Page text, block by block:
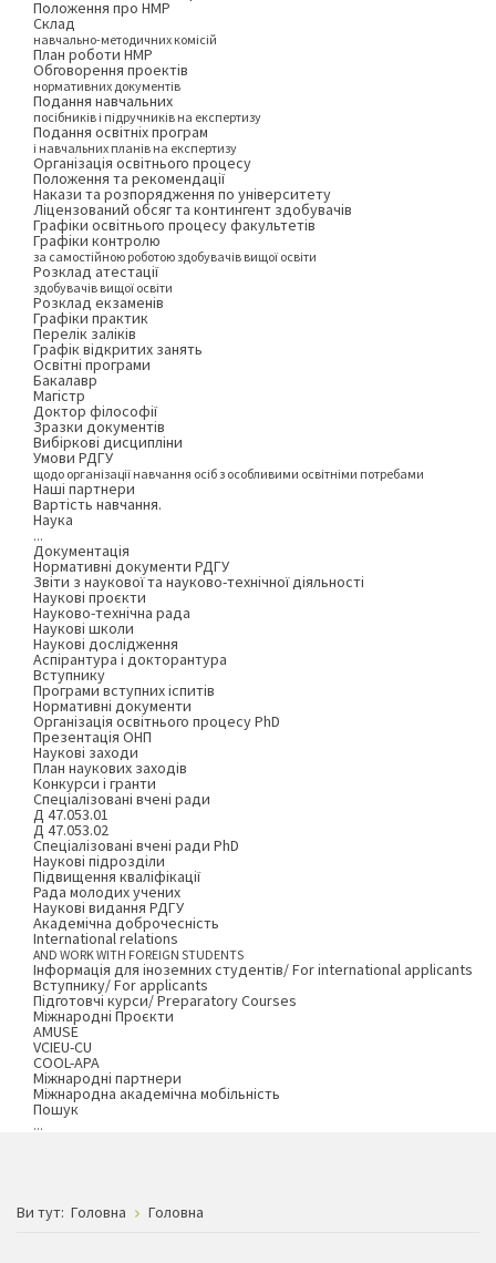
Положення про НМР
Склад
навчально-методичних комісій
План роботи НМР
Обговорення проектів
нормативних документів
Подання навчальних
посібників і підручників на експертизу
Подання освітніх програм
і навчальних планів на експертизу
Організація освітнього процесу
Положення та рекомендації
Накази та розпорядження по університету
Ліцензований обсяг та контингент здобувачів
Графіки освітнього процесу факультетів
Графіки контролю
за самостійною роботою здобувачів вищої освіти
Розклад атестації
здобувачів вищої освіти
Розклад екзаменів
Графіки практик
Перелік заліків
Графік відкритих занять
Освітні програми
Бакалавр
Магістр
Доктор філософії
Зразки документів
Вибіркові дисципліни
Умови РДГУ
щодо організації навчання осіб з особливими освітніми потребами
Наші партнери
Вартість навчання.
Наука
...
Документація
Нормативні документи РДГУ
Звіти з наукової та науково-технічної діяльності
Наукові проєкти
Науково-технічна рада
Наукові школи
Наукові дослідження
Аспірантура і докторантура
Вступнику
Програми вступних іспитів
Нормативні документи
Організація освітнього процесу PhD
Презентація ОНП
Наукові заходи
План наукових заходів
Конкурси і гранти
Спеціалізовані вчені ради
Д 47.053.01
Д 47.053.02
Спеціалізовані вчені ради PhD
Наукові підрозділи
Підвищення кваліфікації
Рада молодих учених
Наукові видання РДГУ
Академічна доброчесність
International relations
AND WORK WITH FOREIGN STUDENTS
Інформація для іноземних студентів/ For international applicants
Вступнику/ For applicants
Підготовчі курси/ Preparatory Courses
Міжнародні Проєкти
AMUSE
VCIEU-CU
COOL-APA
Міжнародні партнери
Міжнародна академічна мобільність
Пошук
...
Ви тут: Головна Головна